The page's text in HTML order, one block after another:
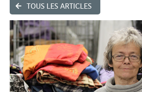
TOUS LES ARTICLES